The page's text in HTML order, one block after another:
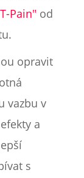
Pain" od
opravit
vazbu v
a
s